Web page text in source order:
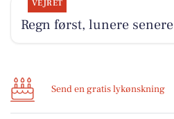
VEJRET
Regn først, lunere senere
Send en gratis lykønskning